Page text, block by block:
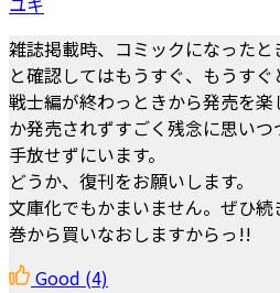
雑誌掲載時、コミックになった
と確認してはもうすぐ、もうすぐ
戦士編が終わっときから発売を
か発売されずすごく残念に思い
手放せずにいます。
どうか、復刊をお願いします。
文庫化でもかまいません。ぜひ
巻から買いなおしますからっ!!
Good (4)